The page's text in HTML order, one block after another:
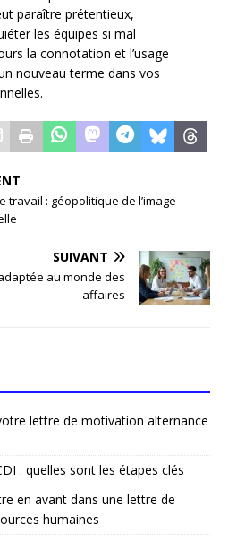
paraître prétentieux,
les équipes si mal
la connotation et l’usage
nouveau terme dans vos
travail : géopolitique de l’image
SUIVANT
au monde des
affaires
lettre de motivation alternance
: quelles sont les étapes clés
en avant dans une lettre de
humaines